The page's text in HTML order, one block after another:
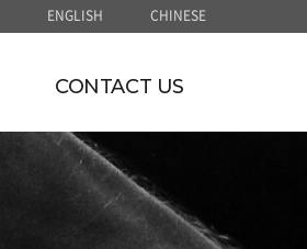
ENGLISH CHINESE
CONTACT US